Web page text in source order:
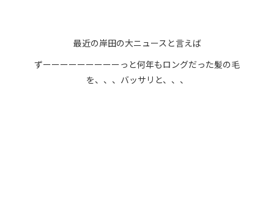
最近の岸田の大ニュースと言えば
ずーーーーーーーーーっと何年もロングだった髪の毛
を、、、バッサリと、、、